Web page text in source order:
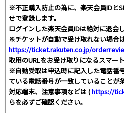
※不正購入防止の為に、楽天会員IDと
せで登録します。
ログインした楽天会員IDは絶対に退会
※チケットが自動で受け取れない場合
https://ticket.rakuten.co.jp/
取用のURLをお受け取りになるスマー
※自動受取は申込時に記入した電話番
ている電話番号が一致していることが
対応端末、注意事項などは (https://
らを必ずご確認ください。